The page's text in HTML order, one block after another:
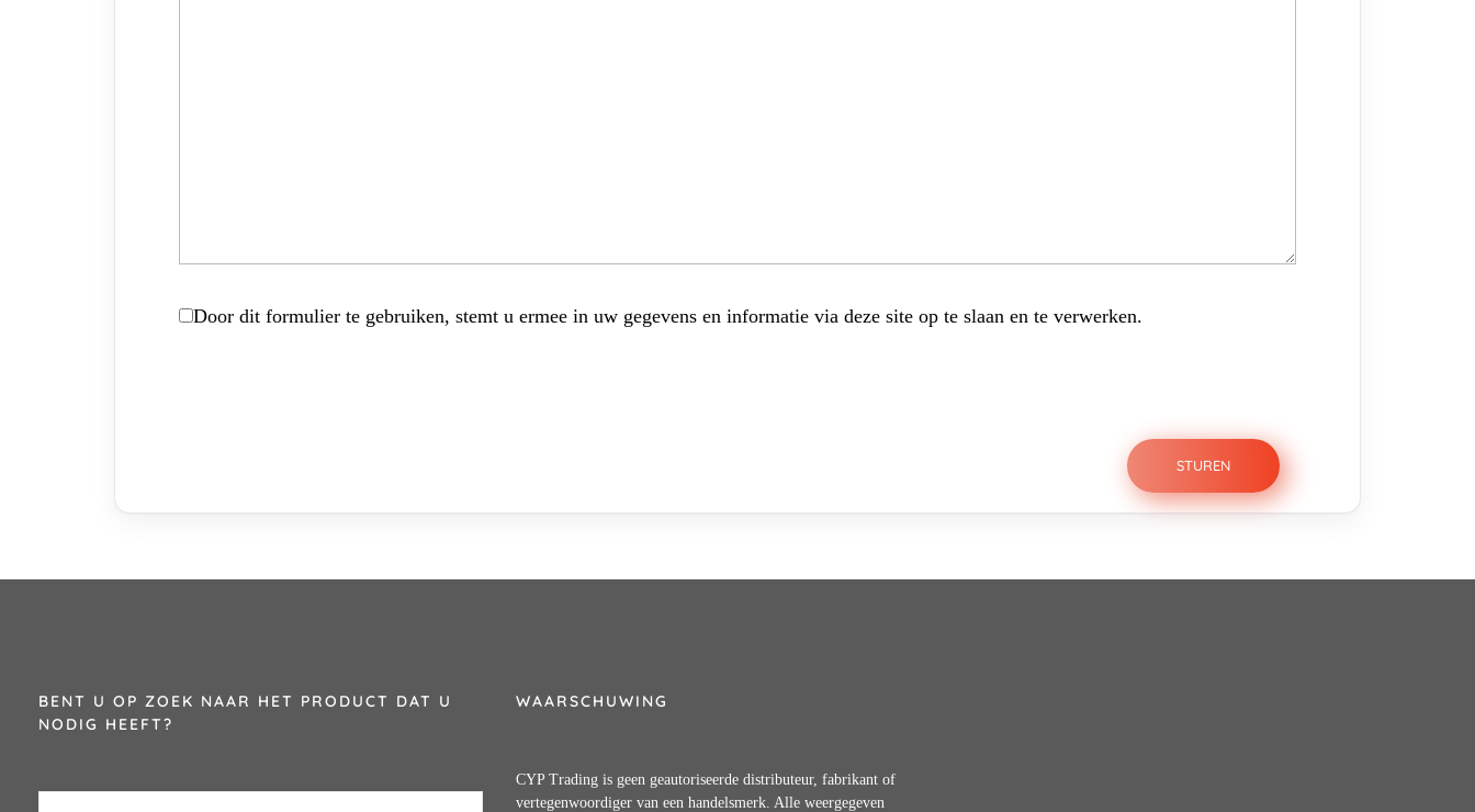
Door dit formulier te gebruiken, stemt u ermee in uw gegevens en informatie via deze site op te slaan en te verwerken.
BENT U OP ZOEK NAAR HET PRODUCT DAT U
NODIG HEEFT?
WAARSCHUWING
CYP Trading is geen geautoriseerde distributeur, fabrikant of
vertegenwoordiger van een handelsmerk. Alle weergegeven